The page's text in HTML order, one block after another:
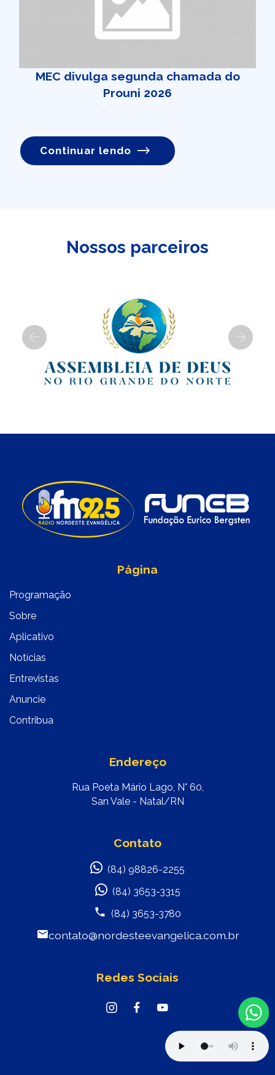
MEC divulga segunda chamada do
Prouni 2026
Continuar lendo
Nossos parceiros
Previous Next
Página
Programação
Sobre
Aplicativo
Notícias
Entrevistas
Anuncie
Contribua
Endereço
Rua Poeta Mário Lago, N° 60,
San Vale - Natal/RN
Contato
(84) 98826-2255
(84) 3653-3315
(84) 3653-3780
contato@nordesteevangelica.com.br
Redes Sociais